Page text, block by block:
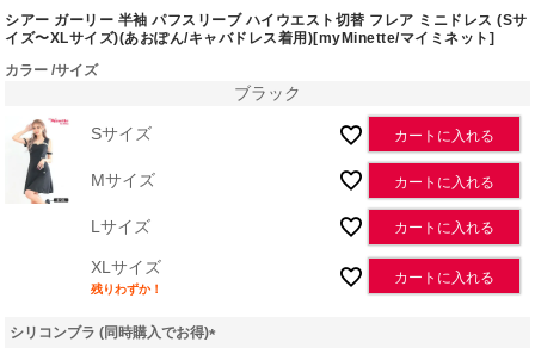
シアー ガーリー 半袖 パフスリーブ ハイウエスト切替 フレア ミニドレス (Sサ
イズ〜XLサイズ)(あおぽん/キャバドレス着用)[myMinette/マイミネット]
カラー サイズ
ブラック
Sサイズ カートに入れる
Mサイズ カートに入れる
Lサイズ カートに入れる
XLサイズ
残りわずか！
カートに入れる
シリコンブラ (同時購入でお得)